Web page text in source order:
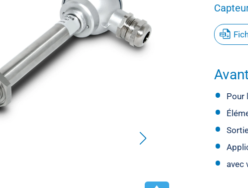
Histoire de la mesure de l’humiditéCode de conduite
Pour
avec